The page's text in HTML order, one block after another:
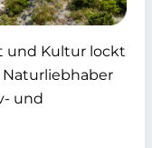
und Kultur lockt
und